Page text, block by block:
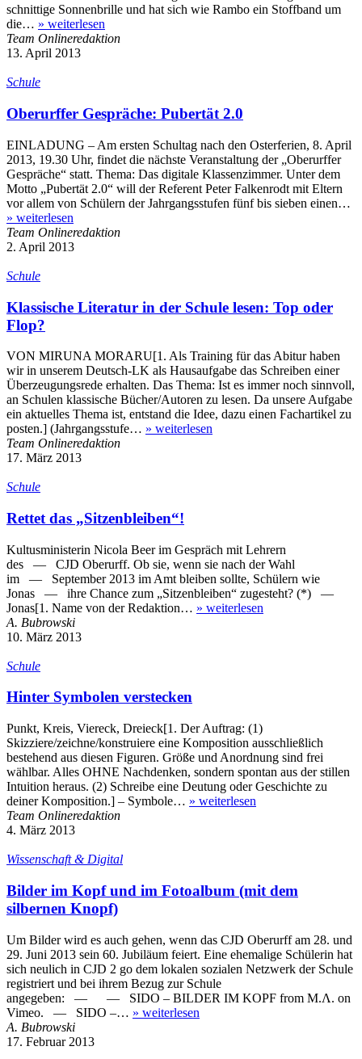
schnittige Sonnenbrille und hat sich wie Rambo ein Stoffband um
die… » weiterlesen
Team Onlineredaktion
13. April 2013
Schule
Oberurffer Gespräche: Pubertät 2.0
EINLADUNG – Am ersten Schultag nach den Osterferien, 8. April
2013, 19.30 Uhr, findet die nächste Veranstaltung der „Oberurffer
Gespräche“ statt. Thema: Das digitale Klassenzimmer. Unter dem
Motto „Pubertät 2.0“ will der Referent Peter Falkenrodt mit Eltern
vor allem von Schülern der Jahrgangsstufen fünf bis sieben einen…
» weiterlesen
Team Onlineredaktion
2. April 2013
Schule
Klassische Literatur in der Schule lesen: Top oder
Flop?
VON MIRUNA MORARU[1. Als Training für das Abitur haben
wir in unserem Deutsch-LK als Hausaufgabe das Schreiben einer
Überzeugungsrede erhalten. Das Thema: Ist es immer noch sinnvoll,
an Schulen klassische Bücher/Autoren zu lesen. Da unsere Aufgabe
ein aktuelles Thema ist, entstand die Idee, dazu einen Fachartikel zu
posten.] (Jahrgangsstufe… » weiterlesen
Team Onlineredaktion
17. März 2013
Schule
Rettet das „Sitzenbleiben“!
Kultusministerin Nicola Beer im Gespräch mit Lehrern
des — CJD Oberurff. Ob sie, wenn sie nach der Wahl
im — September 2013 im Amt bleiben sollte, Schülern wie
Jonas — ihre Chance zum „Sitzenbleiben“ zugesteht? (*) —
Jonas[1. Name von der Redaktion… » weiterlesen
A. Bubrowski
10. März 2013
Schule
Hinter Symbolen verstecken
Punkt, Kreis, Viereck, Dreieck[1. Der Auftrag: (1)
Skizziere/zeichne/konstruiere eine Komposition ausschließlich
bestehend aus diesen Figuren. Größe und Anordnung sind frei
wählbar. Alles OHNE Nachdenken, sondern spontan aus der stillen
Intuition heraus. (2) Schreibe eine Deutung oder Geschichte zu
deiner Komposition.] – Symbole… » weiterlesen
Team Onlineredaktion
4. März 2013
Wissenschaft & Digital
Bilder im Kopf und im Fotoalbum (mit dem
silbernen Knopf)
Um Bilder wird es auch gehen, wenn das CJD Oberurff am 28. und
29. Juni 2013 sein 60. Jubiläum feiert. Eine ehemalige Schülerin hat
sich neulich in CJD 2 go dem lokalen sozialen Netzwerk der Schule
registriert und bei ihrem Bezug zur Schule
angegeben: — — SIDO – BILDER IM KOPF from M.Λ. on
Vimeo. — SIDO –… » weiterlesen
A. Bubrowski
17. Februar 2013